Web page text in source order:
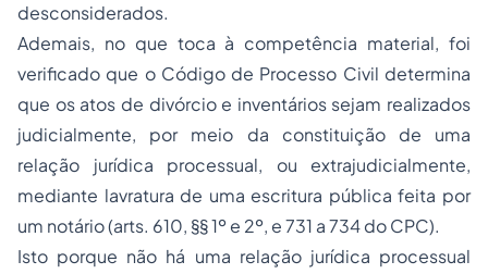
desconsiderados.
Ademais, no que toca à competência material, foi
verificado que o Código de Processo Civil determina
que os atos de divórcio e inventários sejam realizados
judicialmente, por meio da constituição de uma
relação jurídica processual, ou extrajudicialmente,
mediante lavratura de uma escritura pública feita por
um notário (arts. 610, §§ 1º e 2º, e 731 a 734 do CPC).
Isto porque não há uma relação jurídica processual